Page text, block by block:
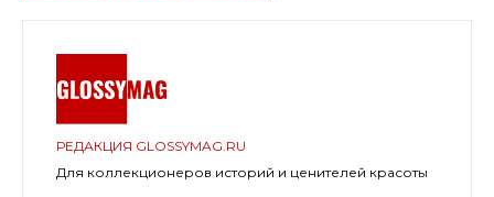
РЕДАКЦИЯ GLOSSYMAG.RU
Для коллекционеров историй и ценителей красоты